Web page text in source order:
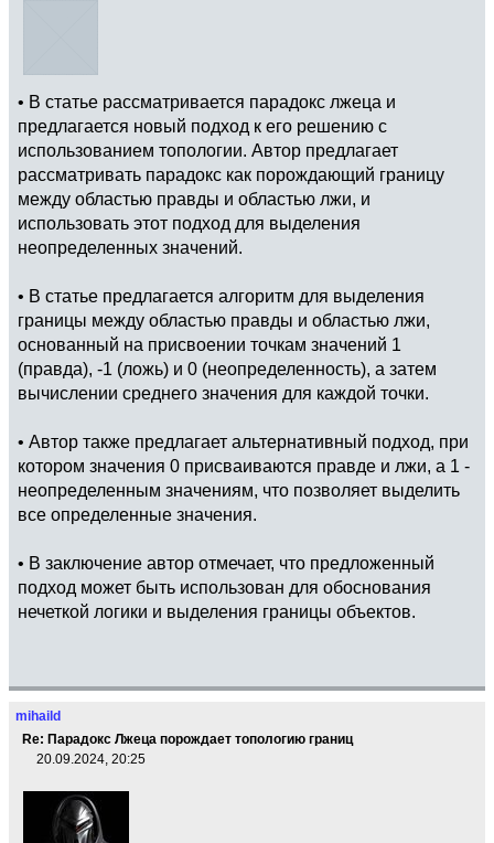
• В статье рассматривается парадокс лжеца и
предлагается новый подход к его решению с
использованием топологии. Автор предлагает
рассматривать парадокс как порождающий границу
между областью правды и областью лжи, и
использовать этот подход для выделения
неопределенных значений.
• В статье предлагается алгоритм для выделения
границы между областью правды и областью лжи,
основанный на присвоении точкам значений 1
(правда), -1 (ложь) и 0 (неопределенность), а затем
вычислении среднего значения для каждой точки.
• Автор также предлагает альтернативный подход, при
котором значения 0 присваиваются правде и лжи, а 1 -
неопределенным значениям, что позволяет выделить
все определенные значения.
• В заключение автор отмечает, что предложенный
подход может быть использован для обоснования
нечеткой логики и выделения границы объектов.
mihaild
Re: Парадокс Лжеца порождает топологию границ
20.09.2024, 20:25